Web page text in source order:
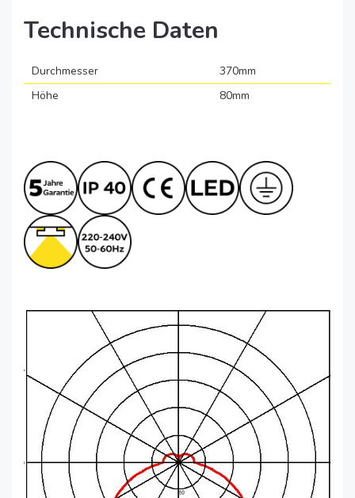
Technische Daten
Durchmesser
370mm
Höhe
80mm